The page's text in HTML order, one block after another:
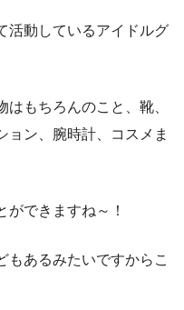
活動しているアイドルグ
もちろんのこと、靴、
ョン、腕時計、コスメま
できますね～！
もあるみたいですからこ